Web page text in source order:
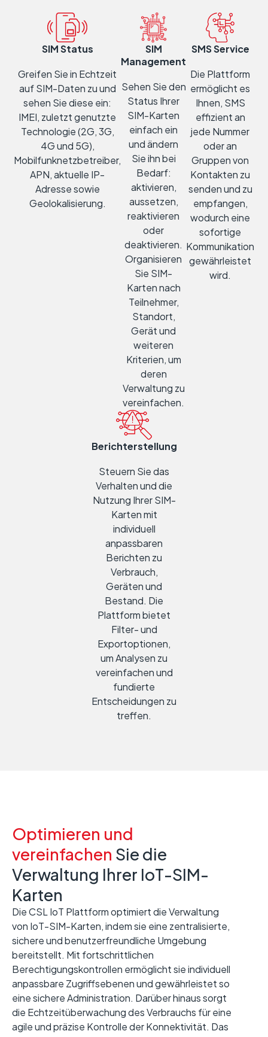
SIM Status
Greifen Sie in Echtzeit
auf SIM-Daten zu und
sehen Sie diese ein:
IMEI, zuletzt genutzte
Technologie (2G, 3G,
4G und 5G),
Mobilfunknetzbetreiber,
APN, aktuelle IP-
Adresse sowie
Geolokalisierung.
SIM
Management
Sehen Sie den
Status Ihrer
SIM-Karten
einfach ein
und ändern
Sie ihn bei
Bedarf:
aktivieren,
aussetzen,
reaktivieren
oder
deaktivieren.
Organisieren
Sie SIM-
Karten nach
Teilnehmer,
Standort,
Gerät und
weiteren
Kriterien, um
deren
Verwaltung zu
vereinfachen.
SMS Service
Die Plattform
ermöglicht es
Ihnen, SMS
effizient an
jede Nummer
oder an
Gruppen von
Kontakten zu
senden und zu
empfangen,
wodurch eine
sofortige
Kommunikation
gewährleistet
wird.
Berichterstellung
Steuern Sie das
Verhalten und die
Nutzung Ihrer SIM-
Karten mit
individuell
anpassbaren
Berichten zu
Verbrauch,
Geräten und
Bestand. Die
Plattform bietet
Filter- und
Exportoptionen,
um Analysen zu
vereinfachen und
fundierte
Entscheidungen zu
treffen.
Optimieren und
vereinfachen Sie die
Verwaltung Ihrer IoT-SIM-
Karten
Die CSL IoT Plattform optimiert die Verwaltung
von IoT-SIM-Karten, indem sie eine zentralisierte,
sichere und benutzerfreundliche Umgebung
bereitstellt. Mit fortschrittlichen
Berechtigungskontrollen ermöglicht sie individuell
anpassbare Zugriffsebenen und gewährleistet so
eine sichere Administration. Darüber hinaus sorgt
die Echtzeitüberwachung des Verbrauchs für eine
agile und präzise Kontrolle der Konnektivität. Das